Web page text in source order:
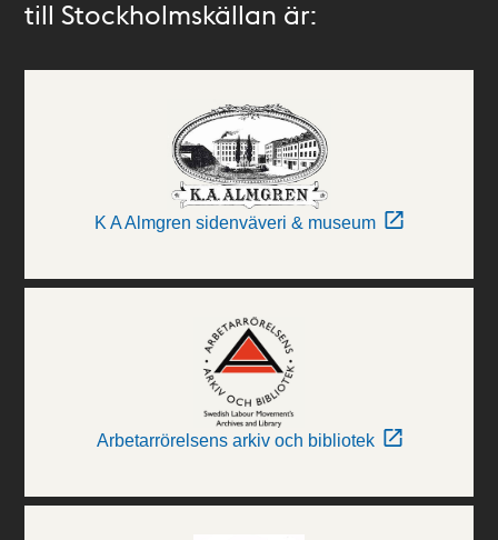
till Stockholmskällan är:
K A Almgren sidenväveri & museum
Arbetarrörelsens arkiv och bibliotek